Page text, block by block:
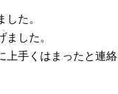
た。
した。
上手くはまったと連絡